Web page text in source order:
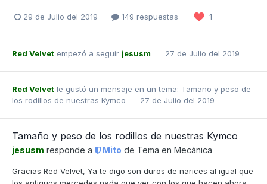
29 de Julio del 2019 149 respuestas 1
Red Velvet empezó a seguir jesusm 27 de Julio del 2019
Red Velvet le gustó un mensaje en un tema: Tamaño y peso de
los rodillos de nuestras Kymco
27 de Julio del 2019
Tamaño y peso de los rodillos de nuestras Kymco
jesusm responde a Mito de Tema en Mecánica
Gracias Red Velvet, Ya te digo son duros de narices al igual que